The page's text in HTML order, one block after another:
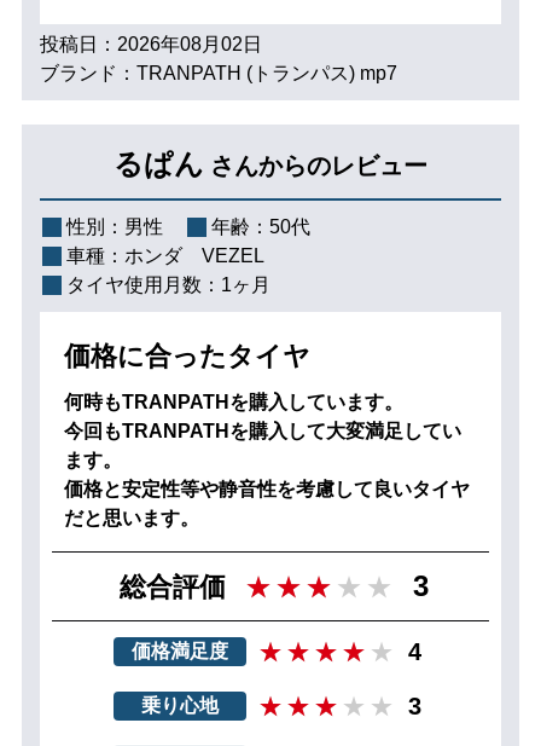
投稿日：2026年08月02日
ブランド：TRANPATH (トランパス) mp7
るぱん さんからのレビュー
性別： 男性 年齢： 50代
車種： ホンダ VEZEL
タイヤ使用月数： 1ヶ月
価格に合ったタイヤ
何時もTRANPATHを購入しています。
今回もTRANPATHを購入して大変満足してい
ます。
価格と安定性等や静音性を考慮して良いタイヤ
だと思います。
総合評価 3
価格満足度 4
乗り心地 3